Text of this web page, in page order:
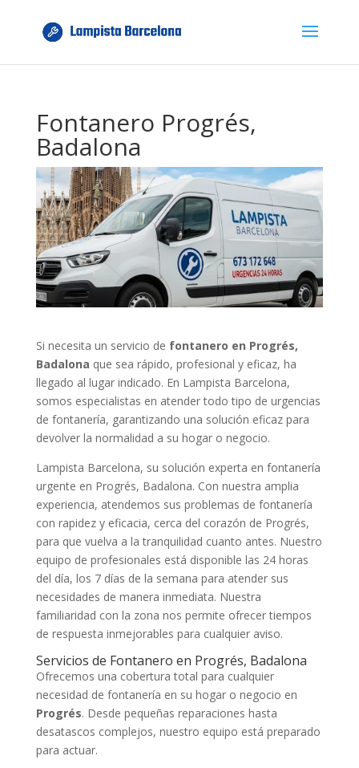
Fontanero Progrés,
Badalona
Si necesita un servicio de fontanero en Progrés,
Badalona que sea rápido, profesional y eficaz, ha
llegado al lugar indicado. En Lampista Barcelona,
somos especialistas en atender todo tipo de urgencias
de fontanería, garantizando una solución eficaz para
devolver la normalidad a su hogar o negocio.
Lampista Barcelona, su solución experta en fontanería
urgente en Progrés, Badalona. Con nuestra amplia
experiencia, atendemos sus problemas de fontanería
con rapidez y eficacia, cerca del corazón de Progrés,
para que vuelva a la tranquilidad cuanto antes. Nuestro
equipo de profesionales está disponible las 24 horas
del día, los 7 días de la semana para atender sus
necesidades de manera inmediata. Nuestra
familiaridad con la zona nos permite ofrecer tiempos
de respuesta inmejorables para cualquier aviso.
Servicios de Fontanero en Progrés, Badalona
Ofrecemos una cobertura total para cualquier
necesidad de fontanería en su hogar o negocio en
Progrés. Desde pequeñas reparaciones hasta
desatascos complejos, nuestro equipo está preparado
para actuar.